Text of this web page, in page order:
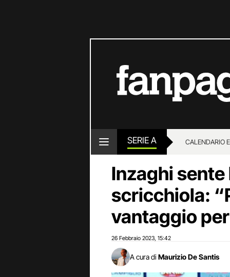
SERIE A CALENDARIO
Inzaghi
scricchiola:
vantaggio
26 Febbraio 2023 15:42
A cura di Maurizio De Santis